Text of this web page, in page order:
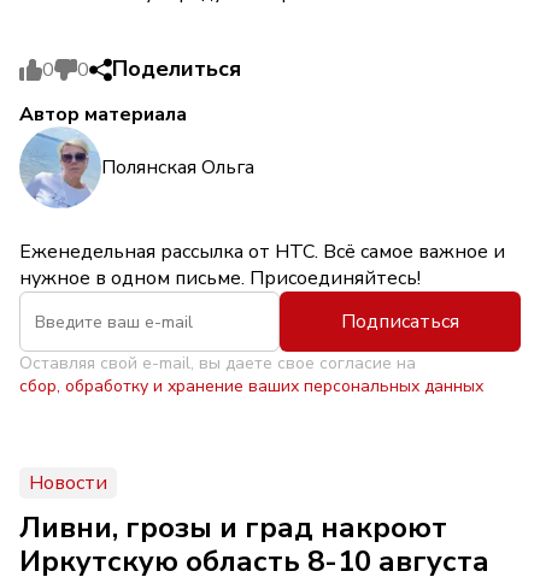
0 0 Поделиться
Автор материала
Полянская Ольга
Еженедельная рассылка от НТС. Всё самое важное и
нужное в одном письме. Присоединяйтесь!
Подписаться
Оставляя свой e-mail, вы даете свое согласие на
сбор, обработку и хранение ваших персональных данных
Новости
Ливни, грозы и град накроют
Иркутскую область 8-10 августа